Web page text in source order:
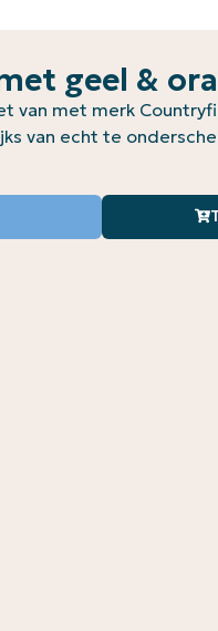
geel &
van met merk
van echt te